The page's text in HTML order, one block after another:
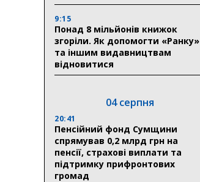
9:15
Понад 8 мільйонів книжок
згоріли. Як допомогти «Ранку»
та іншим видавництвам
відновитися
04 серпня
20:41
Пенсійний фонд Сумщини
спрямував 0,2 млрд грн на
пенсії, страхові виплати та
підтримку прифронтових
громад